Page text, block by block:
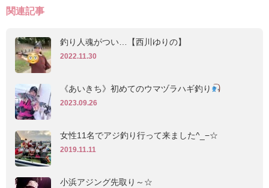
関連記事
釣り人魂がつい…【西川ゆりの】
2022.11.30
《あいきち》初めてのウマヅラハギ釣り
2023.09.26
女性11名でアジ釣り行って来ました^_−☆
2019.11.11
小浜アジング先取り～☆